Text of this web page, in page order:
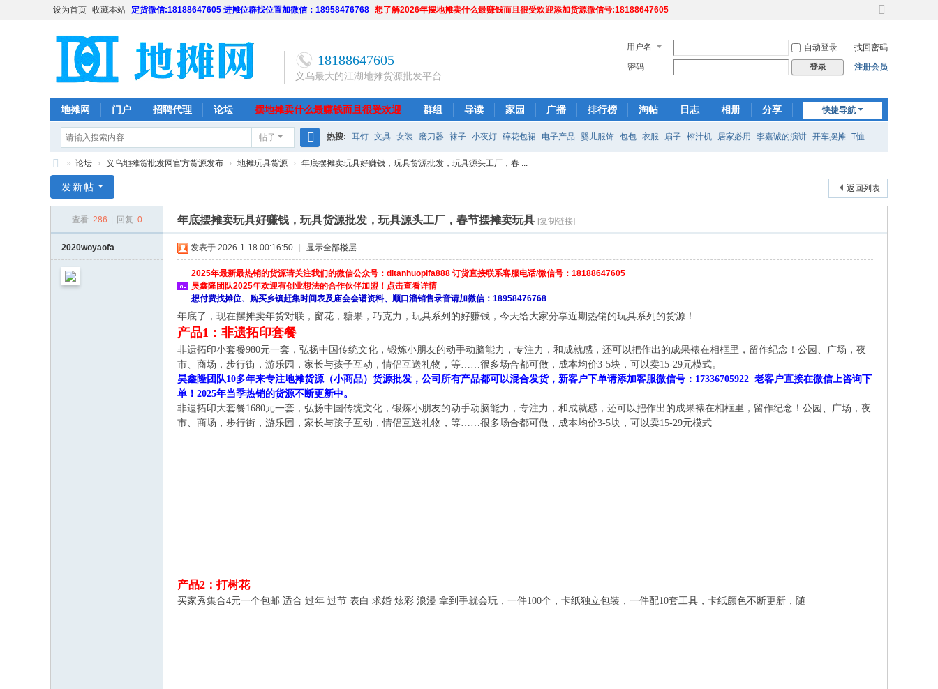
设为首页 收藏本站 定货微信:18188647605 进摊位群找位置加微信：18958476768 想了解2026年摆地摊卖什么最赚钱而且很受欢迎添加货源微信号:18188647605
切
到
宽
版
18188647605
义乌最大的江湖地摊货源批发平台
用户名 自动登录
找回密码
密码
登录 注册会员
快捷导航
地摊网 门户 招聘代理 论坛 摆地摊卖什么最赚钱而且很受欢迎 群组 导读 家园 广播 排行榜 淘帖 日志 相册
分享
帖子
搜
热搜: 耳钉 文具 女装 磨刀器 袜子 小夜灯 碎花包裙 电子产品 婴儿服饰 包包 衣服 扇子 榨汁机 居家必用 李嘉诚的演讲 开车摆摊 T恤
网店 毛巾 广州地摊货源
乌
» 论坛 › 义乌地摊货批发网官方货源发布 › 地摊玩具货源 › 年底摆摊卖玩具好赚钱，玩具货源批发，玩具源头工厂，春 ...
返回列表
发新帖
查看: 286 回复: 0 年底摆摊卖玩具好赚钱，玩具货源批发，玩具源头工厂，春节摆摊卖玩具 [复制链接]
2020woyaofa 发表于 2026-1-18 00:16:50 显示全部楼层
2025年最新最热销的货源请关注我们的微信公众号：ditanhuopifa888 订货直接联系客服电话/微信号：18188647605
昊鑫隆团队2025年欢迎有创业想法的合作伙伴加盟！点击查看详情
想付费找摊位、购买乡镇赶集时间表及庙会会谱资料、顺口溜销售录音请加微信：18958476768
年底了，现在摆摊卖年货对联，窗花，糖果，巧克力，玩具系列的好赚钱，今天给大家分享近期热销的玩具系列的货源！
产品1：非遗拓印套餐
非遗拓印小套餐980元一套，弘扬中国传统文化，锻炼小朋友的动手动脑能力，专注力，和成就感，还可以把作出的成果裱在相框里，留作纪念！公园、广场，夜
市、商场，步行街，游乐园，家长与孩子互动，情侣互送礼物，等……很多场合都可做，成本均价3-5块，可以卖15-29元模式。
昊鑫隆团队10多年来专注地摊货源（小商品）货源批发，公司所有产品都可以混合发货，新客户下单请添加客服微信号：17336705922 老客户直接在微信上咨询下
单！2025年当季热销的货源不断更新中。
非遗拓印大套餐1680元一套，弘扬中国传统文化，锻炼小朋友的动手动脑能力，专注力，和成就感，还可以把作出的成果裱在相框里，留作纪念！公园、广场，夜
市、商场，步行街，游乐园，家长与孩子互动，情侣互送礼物，等……很多场合都可做，成本均价3-5块，可以卖15-29元模式
产品2：打树花
买家秀集合4元一个包邮 适合 过年 过节 表白 求婚 炫彩 浪漫 拿到手就会玩，一件100个，卡纸独立包装，一件配10套工具，卡纸颜色不断更新，随